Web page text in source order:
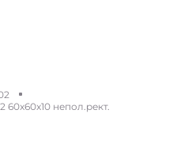
60x60x10 непол.рект.